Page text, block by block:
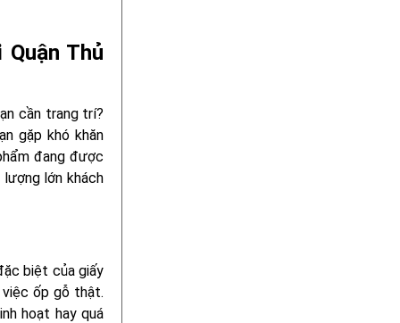
Thủ
cần trang trí?
gặp khó khăn
đang được
lớn khách
biệt của giấy
việc ốp gỗ thật.
hoạt hay quá